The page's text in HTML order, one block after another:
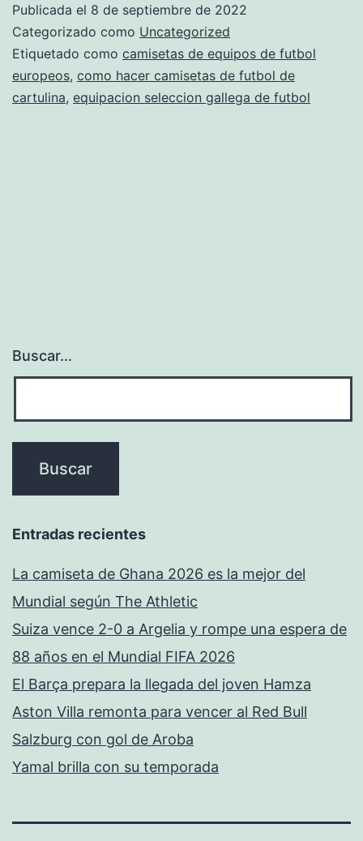
inglesas
Publicada el 8 de septiembre de 2022
Categorizado como Uncategorized
Etiquetado como camisetas de equipos de futbol
europeos, como hacer camisetas de futbol de
cartulina, equipacion seleccion gallega de futbol
Buscar...
Entradas recientes
La camiseta de Ghana 2026 es la mejor del
Mundial según The Athletic
Suiza vence 2-0 a Argelia y rompe una espera de
88 años en el Mundial FIFA 2026
El Barça prepara la llegada del joven Hamza
Aston Villa remonta para vencer al Red Bull
Salzburg con gol de Aroba
Yamal brilla con su temporada